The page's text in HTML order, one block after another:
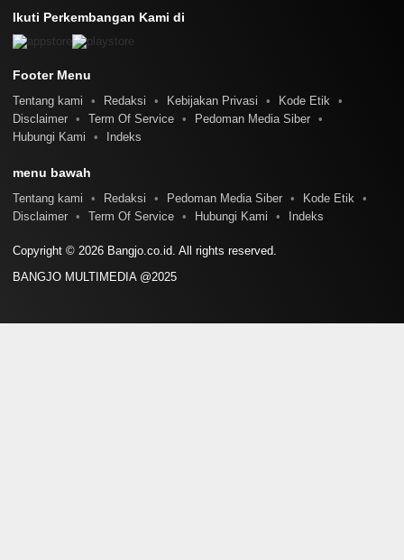
Ikuti Perkembangan Kami di
Footer Menu
Tentang kami Redaksi Kebijakan Privasi
Kode Etik
Disclaimer
Term Of Service
Pedoman Media Siber
Hubungi Kami
Indeks
menu bawah
Tentang kami Redaksi Pedoman Media Siber
Kode Etik
Disclaimer
Term Of Service Hubungi Kami Indeks
Copyright © 2026 Bangjo.co.id. All rights reserved.
BANGJO MULTIMEDIA @2025